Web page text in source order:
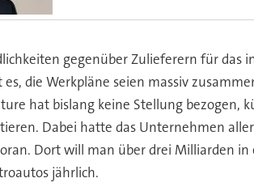
gegenüber Zulieferern für
die Werkpläne seien massiv
hat bislang keine Stellung
Dabei hatte das Unternehmen
Dort will man über drei Milliarden
jährlich.